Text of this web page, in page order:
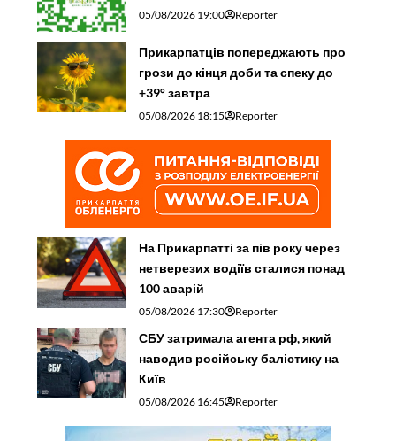
05/08/2026 19:00 Reporter
Прикарпатців попереджають про
грози до кінця доби та спеку до
+39° завтра
05/08/2026 18:15 Reporter
На Прикарпатті за пів року через
нетверезих водіїв сталися понад
100 аварій
05/08/2026 17:30 Reporter
СБУ затримала агента рф, який
наводив російську балістику на
Київ
05/08/2026 16:45 Reporter